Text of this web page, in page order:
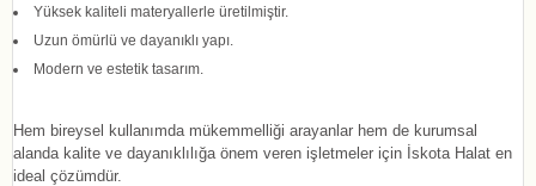
Yüksek kaliteli materyallerle üretilmiştir.
Uzun ömürlü ve dayanıklı yapı.
Modern ve estetik tasarım.
Hem bireysel kullanımda mükemmelliği arayanlar hem de kurumsal
alanda kalite ve dayanıklılığa önem veren işletmeler için İskota Halat en
ideal çözümdür.